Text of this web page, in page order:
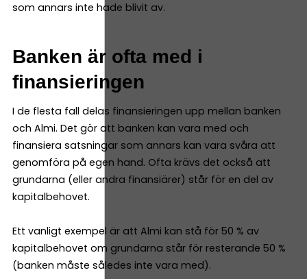
som annars inte hade blivit av.
Banken är ofta med i
finansieringen
I de flesta fall delas finansieringen upp mellan banken
och Almi. Det gör att banken kan vara med och
finansiera satsningar som annars kan vara svåra att
genomföra på egen hand. Ofta krävs det också att
grundarna (eller andra finansiärer) står för en del av
kapitalbehovet.
Ett vanligt exempel är att Almi kan stå för 50 % av
kapitalbehovet om grundarna står för resterande 50 %
(banken måste således inte vara med).